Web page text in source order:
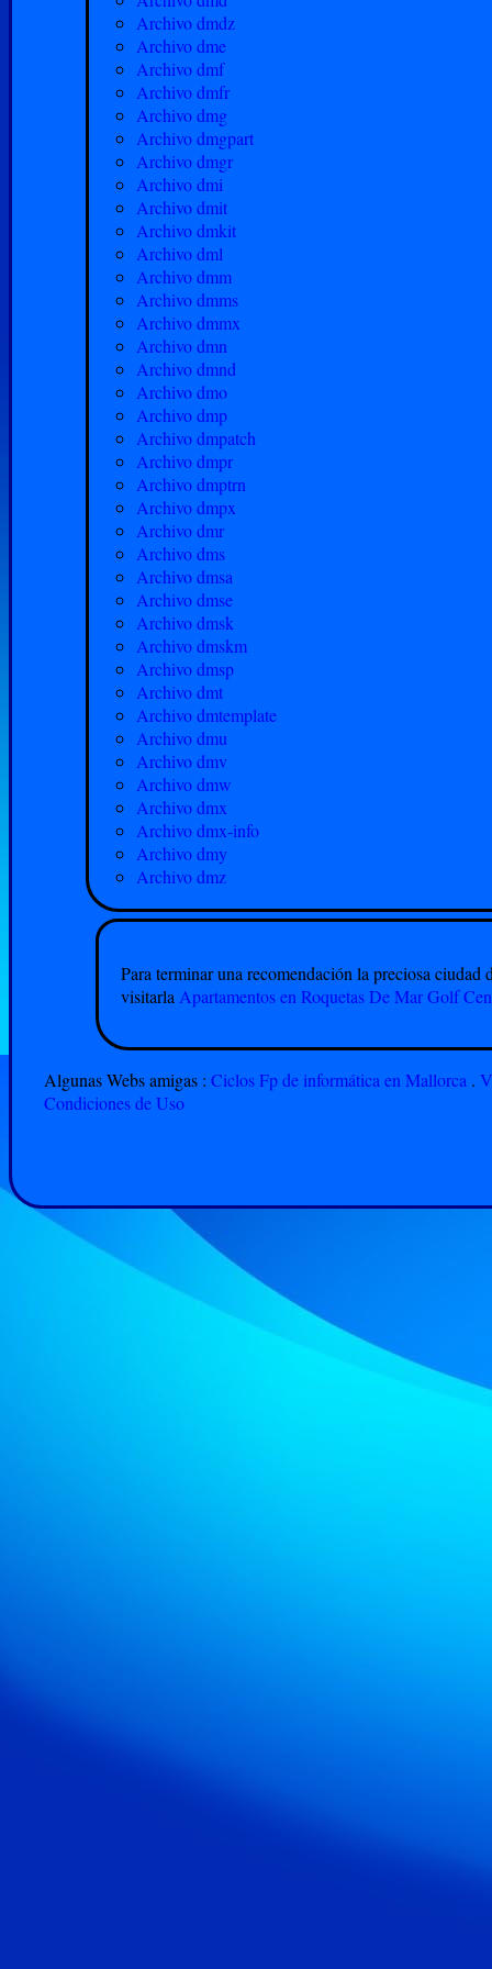
Archivo dmdz
Archivo dme
Archivo dmf
Archivo dmfr
Archivo dmg
Archivo dmgpart
Archivo dmgr
Archivo dmi
Archivo dmit
Archivo dmkit
Archivo dml
Archivo dmm
Archivo dmms
Archivo dmmx
Archivo dmn
Archivo dmnd
Archivo dmo
Archivo dmp
Archivo dmpatch
Archivo dmpr
Archivo dmptrn
Archivo dmpx
Archivo dmr
Archivo dms
Archivo dmsa
Archivo dmse
Archivo dmsk
Archivo dmskm
Archivo dmsp
Archivo dmt
Archivo dmtemplate
Archivo dmu
Archivo dmv
Archivo dmw
Archivo dmx
Archivo dmx-info
Archivo dmy
Archivo dmz
Para terminar una recomendación la preciosa ciudad
visitarla Apartamentos en Roquetas De Mar Golf
Algunas Webs amigas : Ciclos Fp de informática en Mallorca .
Condiciones de Uso